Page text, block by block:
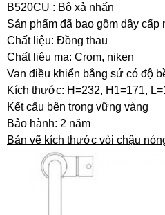
B520CU : Bộ xả nhấn
Sản phẩm đã bao gồm dây cấp
Chất liệu: Đồng thau
Chất liệu mạ: Crom, niken
Van điều khiển bằng sứ có độ
Kích thước: H=232, H1=171,
Kết cấu bên trong vững vàng
Bảo hành: 2 năm
Bản vẽ kích thước vòi chậu